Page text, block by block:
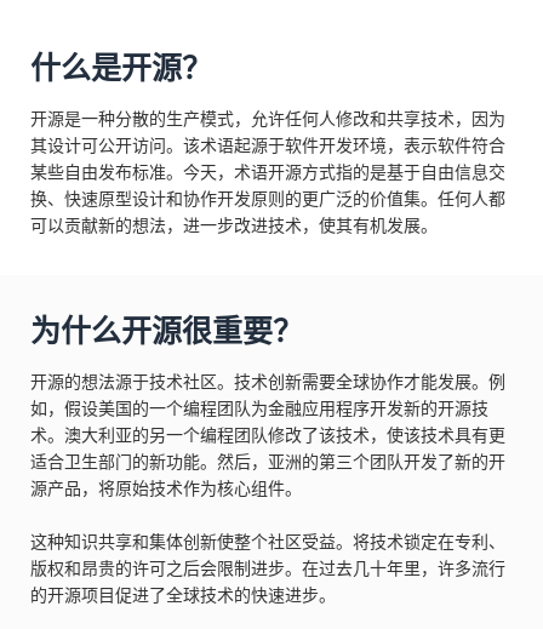
什么是开源？
开源是一种分散的生产模式，允许任何人修改和共享技术，因为
其设计可公开访问。该术语起源于软件开发环境，表示软件符合
某些自由发布标准。今天，术语开源方式指的是基于自由信息交
换、快速原型设计和协作开发原则的更广泛的价值集。任何人都
可以贡献新的想法，进一步改进技术，使其有机发展。
为什么开源很重要？
开源的想法源于技术社区。技术创新需要全球协作才能发展。例
如，假设美国的一个编程团队为金融应用程序开发新的开源技
术。澳大利亚的另一个编程团队修改了该技术，使该技术具有更
适合卫生部门的新功能。然后，亚洲的第三个团队开发了新的开
源产品，将原始技术作为核心组件。
这种知识共享和集体创新使整个社区受益。将技术锁定在专利、
版权和昂贵的许可之后会限制进步。在过去几十年里，许多流行
的开源项目促进了全球技术的快速进步。